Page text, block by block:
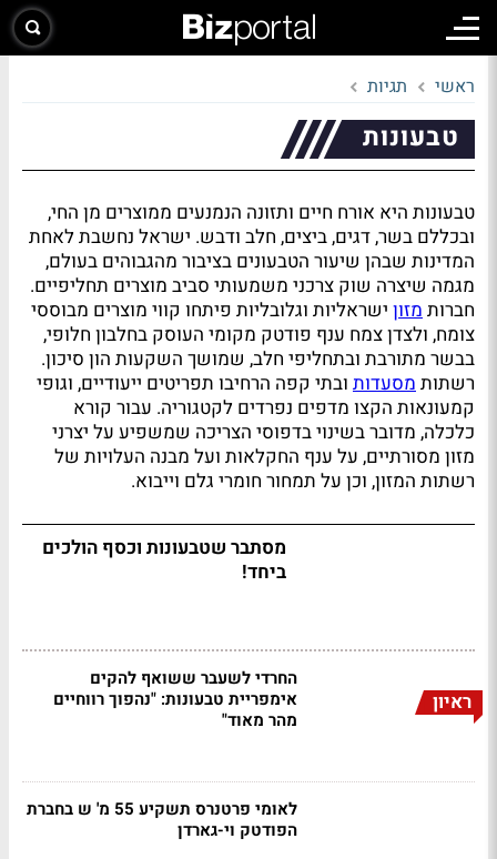
ראשי תגיות
טבעונות
טבעונות היא אורח חיים ותזונה הנמנעים ממוצרים מן החי,
ובכללם בשר, דגים, ביצים, חלב ודבש. ישראל נחשבת לאחת
המדינות שבהן שיעור הטבעונים בציבור מהגבוהים בעולם,
מגמה שיצרה שוק צרכני משמעותי סביב מוצרים תחליפיים.
חברותמזון ישראליות וגלובליות פיתחו קווי מוצרים מבוססי
צומח, ולצדן צמח ענף פודטק מקומי העוסק בחלבון חלופי,
בבשר מתורבת ובתחליפי חלב, שמושך השקעות הון סיכון.
רשתותמסעדות ובתי קפה הרחיבו תפריטים ייעודיים, וגופי
קמעונאות הקצו מדפים נפרדים לקטגוריה. עבור קורא
כלכלה, מדובר בשינוי בדפוסי הצריכה שמשפיע על יצרני
מזון מסורתיים, על ענף החקלאות ועל מבנה העלויות של
רשתות המזון, וכן על תמחור חומרי גלם וייבוא.
מסתבר שטבעונות וכסף הולכים
ביחד!
ראיון
החרדי לשעבר ששואף להקים
אימפריית טבעונות: "נהפוך רווחיים
מהר מאוד"
לאומי פרטנרס תשקיע 55 מ' ש בחברת
הפודטק וי-גארדן